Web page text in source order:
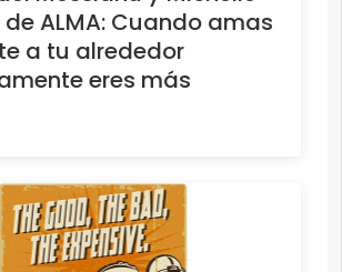
ALMA: Cuando amas
a tu alrededor
eres más